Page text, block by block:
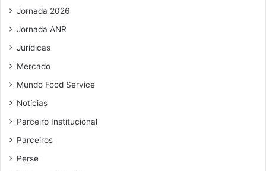
Jornada 2026
Jornada ANR
Jurídicas
Mercado
Mundo Food Service
Notícias
Parceiro Institucional
Parceiros
Perse